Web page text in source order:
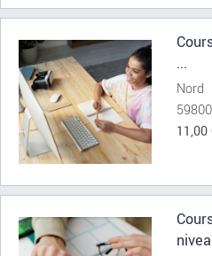
...
Nord
11,00